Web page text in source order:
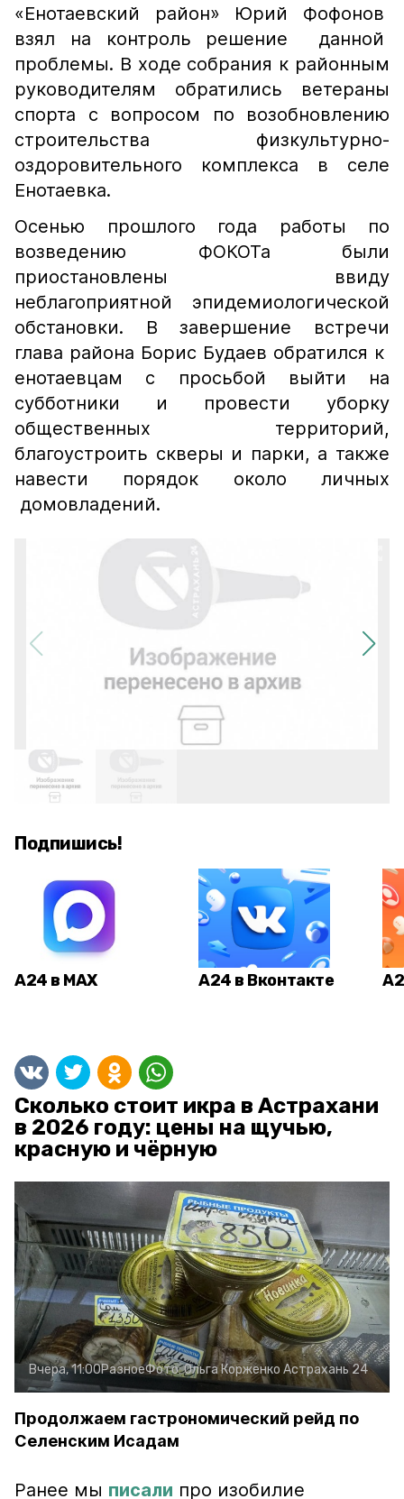
«Енотаевский район» Юрий Фофонов
взял на контроль решение данной
проблемы. В ходе собрания к районным
руководителям обратились ветераны
спорта с вопросом по возобновлению
строительства физкультурно-
оздоровительного комплекса в селе
Енотаевка.
Осенью прошлого года работы по
возведению ФОКОТа были
приостановлены ввиду
неблагоприятной эпидемиологической
обстановки. В завершение встречи
глава района Борис Будаев обратился к
енотаевцам с просьбой выйти на
субботники и провести уборку
общественных территорий,
благоустроить скверы и парки, а также
навести порядок около личных
домовладений.
Подпишись!
А24 в MAX А24 в Вконтакте
Сколько стоит икра в Астрахани
в 2026 году: цены на щучью,
красную и чёрную
Вчера, 11:00РазноеФото:Ольга Корженко Астрахань 24
Продолжаем гастрономический рейд по
Селенским Исадам
Ранее мы писали про изобилие